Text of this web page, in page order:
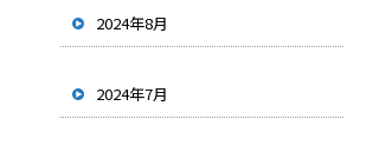
2024年8月
2024年7月